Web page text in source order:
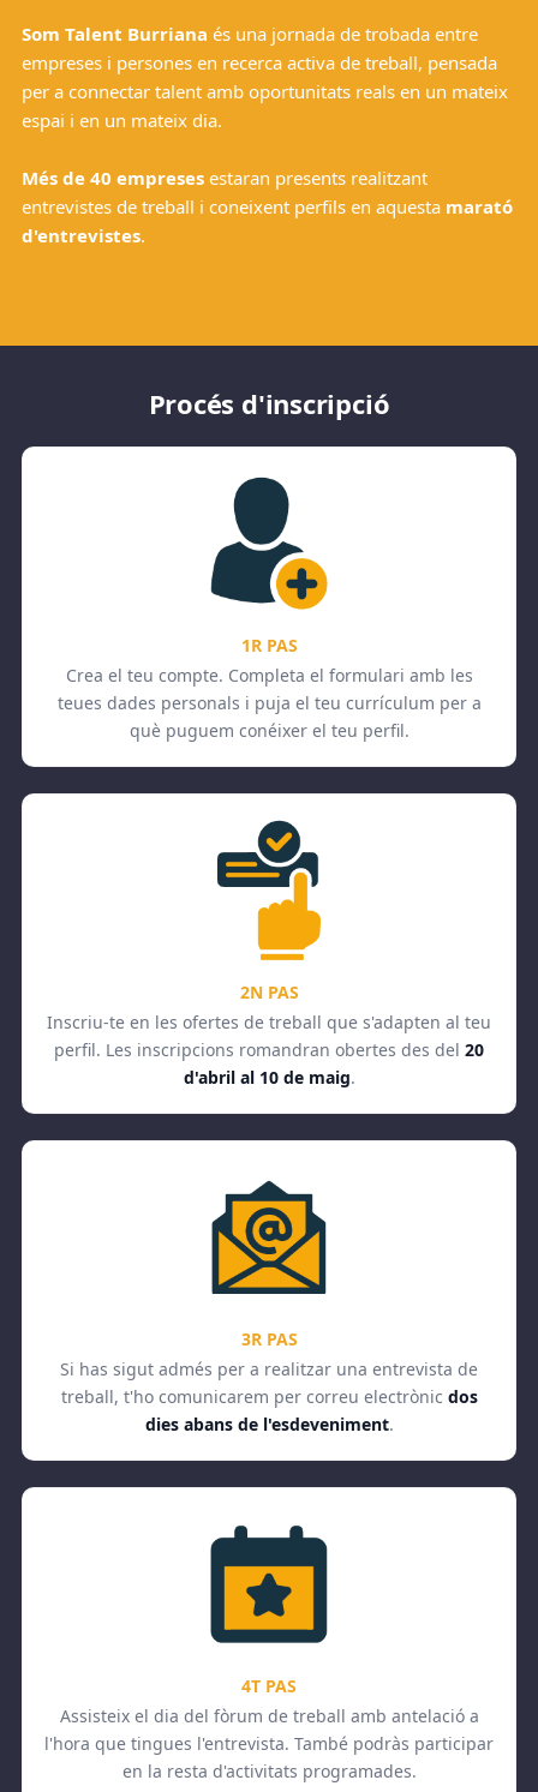
Som Talent Burriana és una jornada de trobada entre
empreses i persones en recerca activa de treball, pensada
per a connectar talent amb oportunitats reals en un mateix
espai i en un mateix dia.
Més de 40 empreses estaran presents realitzant
entrevistes de treball i coneixent perfils en aquesta marató
d'entrevistes.
Procés d'inscripció
1R PAS
Crea el teu compte. Completa el formulari amb les
teues dades personals i puja el teu currículum per a
què puguem conéixer el teu perfil.
2N PAS
Inscriu-te en les ofertes de treball que s'adapten al teu
perfil. Les inscripcions romandran obertes des del 20
d'abril al 10 de maig.
3R PAS
Si has sigut admés per a realitzar una entrevista de
treball, t'ho comunicarem per correu electrònic dos
dies abans de l'esdeveniment.
4T PAS
Assisteix el dia del fòrum de treball amb antelació a
l'hora que tingues l'entrevista. També podràs participar
en la resta d'activitats programades.